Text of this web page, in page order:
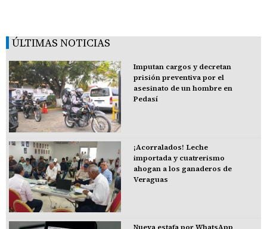
ÚLTIMAS NOTICIAS
Imputan cargos y decretan
prisión preventiva por el
asesinato de un hombre en
Pedasí
¡Acorralados! Leche
importada y cuatrerismo
ahogan a los ganaderos de
Veraguas